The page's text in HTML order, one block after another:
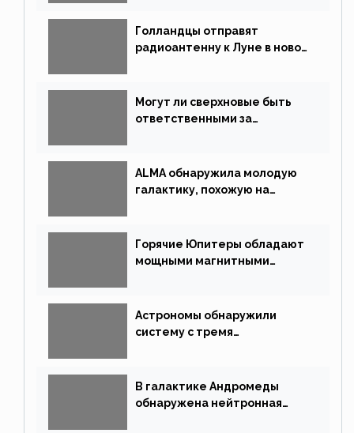
Голландцы отправят
радиоантенну к Луне в новой
Могут ли сверхновые быть
ответственными за
ALMA обнаружила молодую
галактику, похожую на
Горячие Юпитеры обладают
мощными магнитными
Астрономы обнаружили
систему с тремя
В галактике Андромеды
обнаружена нейтронная